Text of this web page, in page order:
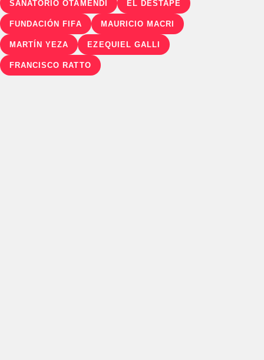
SANATORIO OTAMENDI EL DESTAPE
FUNDACIÓN FIFA MAURICIO MACRI
MARTÍN YEZA EZEQUIEL GALLI
FRANCISCO RATTO